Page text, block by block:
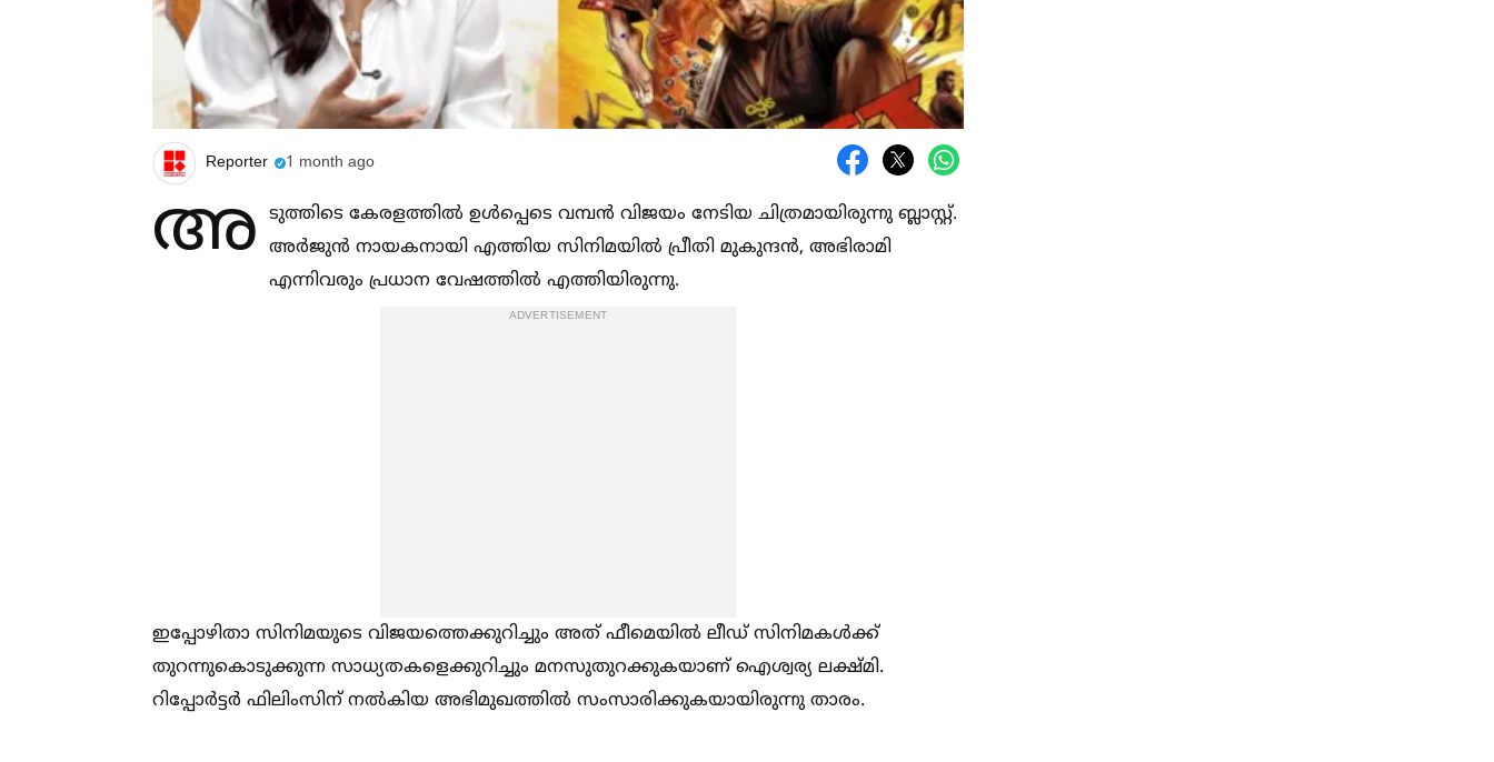
Reporter 1 month ago
അ ടുത്തിടെ കേരളത്തില്‍ ഉള്‍പ്പെടെ വമ്പൻ വിജയം നേടിയ ചിത്രമായിരുന്നു ബ്ലാസ്റ്റ്.
അർജുൻ നായകനായി എത്തിയ സിനിമയില്‍ പ്രീതി മുകുന്ദൻ, അഭിരാമി
എന്നിവരും പ്രധാന വേഷത്തില്‍ എത്തിയിരുന്നു.
ADVERTISEMENT
ഇപ്പോഴിതാ സിനിമയുടെ വിജയത്തെക്കുറിച്ചും അത് ഫീമെയില്‍ ലീഡ് സിനിമകള്‍ക്ക്
തുറന്നുകൊടുക്കുന്ന സാധ്യതകളെക്കുറിച്ചും മനസുതുറക്കുകയാണ് ഐശ്വര്യ ലക്ഷ്മി.
റിപ്പോർട്ടർ ഫിലിംസിന് നല്‍കിയ അഭിമുഖത്തില്‍ സംസാരിക്കുകയായിരുന്നു താരം.